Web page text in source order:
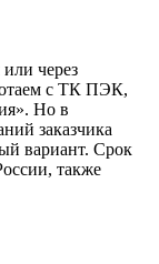
через
с ТК ПЭК,
Но в
заказчика
вариант. Срок
также